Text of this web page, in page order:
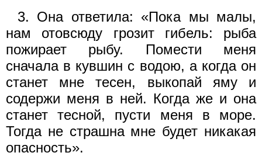
3. Она ответила: «Пока мы малы,
нам отовсюду грозит гибель: рыба
пожирает рыбу. Помести меня
сначала в кувшин с водою, а когда он
станет мне тесен, выкопай яму и
содержи меня в ней. Когда же и она
станет тесной, пусти меня в море.
Тогда не страшна мне будет никакая
опасность».